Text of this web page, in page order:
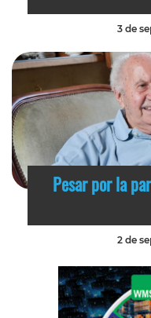
3 de
Pesar por la
2 de